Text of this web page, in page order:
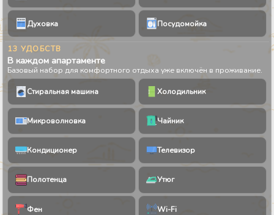
Духовка Посудомойка
13 УДОБСТВ
В каждом апартаменте
Базовый набор для комфортного отдыха уже включён в проживание.
Стиральная машина Холодильник
Микроволновка Чайник
Кондиционер Телевизор
Полотенца Утюг
Фен Wi-Fi